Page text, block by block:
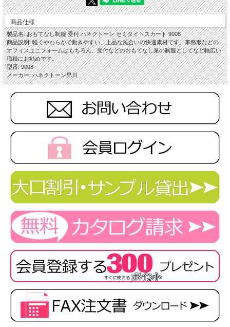
商品仕様
製品名: おもてなし制服 受付 ハネクトーン セミタイトスカート 9008
商品説明: 軽くやわらかで動きやすい、上品な風合いの快適素材です。事務服などの
オフィスユニフォ―ムはもちろん、受付などのおもてなし業の制服としてなど幅広い
職種にお勧めです。
型番: 9008
メーカー: ハネクトーン早川